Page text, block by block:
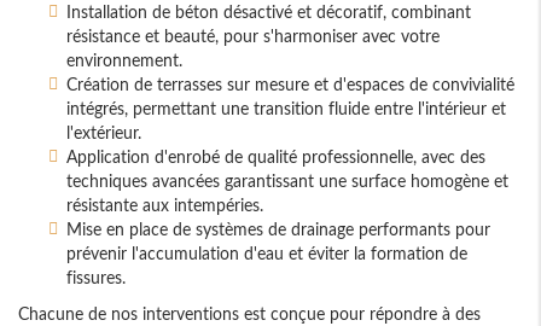
Installation de béton désactivé et décoratif, combinant
résistance et beauté, pour s'harmoniser avec votre
environnement.
Création de terrasses sur mesure et d'espaces de convivialité
intégrés, permettant une transition fluide entre l'intérieur et
l'extérieur.
Application d'enrobé de qualité professionnelle, avec des
techniques avancées garantissant une surface homogène et
résistante aux intempéries.
Mise en place de systèmes de drainage performants pour
prévenir l'accumulation d'eau et éviter la formation de
fissures.
Chacune de nos interventions est conçue pour répondre à des